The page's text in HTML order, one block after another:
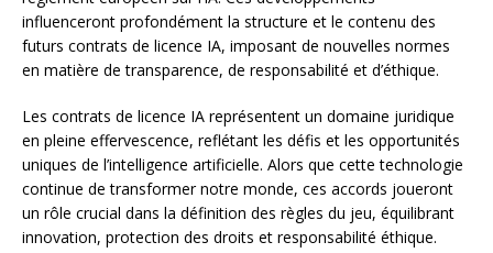
influenceront profondément la structure et le contenu des
futurs contrats de licence IA, imposant de nouvelles normes
en matière de transparence, de responsabilité et d’éthique.
Les contrats de licence IA représentent un domaine juridique
en pleine effervescence, reflétant les défis et les opportunités
uniques de l’intelligence artificielle. Alors que cette technologie
continue de transformer notre monde, ces accords joueront
un rôle crucial dans la définition des règles du jeu, équilibrant
innovation, protection des droits et responsabilité éthique.